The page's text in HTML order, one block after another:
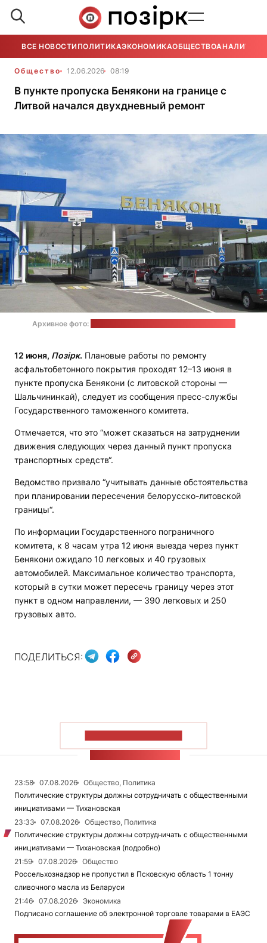
ВСЕ НОВОСТИ ПОЛИТИКАЭКОНОМИКАОБЩЕСТВОАНАЛИТИКА
Общество 12.06.2026 08:19
В пункте пропуска Бенякони на границе с
Литвой начался двухдневный ремонт
Архивное фото:
12 июня, Позірк. Плановые работы по ремонту
асфальтобетонного покрытия проходят 12–13 июня в
пункте пропуска Бенякони (с литовской стороны —
Шальчининкай), следует из сообщения пресс-службы
Государственного таможенного комитета.
Отмечается, что это “может сказаться на затруднении
движения следующих через данный пункт пропуска
транспортных средств“.
Ведомство призвало “учитывать данные обстоятельства
при планировании пересечения белорусско-литовской
границы“.
По информации Государственного пограничного
комитета, к 8 часам утра 12 июня выезда через пункт
Бенякони ожидало 10 легковых и 40 грузовых
автомобилей. Максимальное количество транспорта,
который в сутки может пересечь границу через этот
пункт в одном направлении, — 390 легковых и 250
грузовых авто.
ПОДЕЛИТЬСЯ:
23:58 07.08.2026
Общество, Политика
Политические структуры должны сотрудничать с общественными
инициативами — Тихановская
23:33
07.08.2026
Общество, Политика
Политические структуры должны сотрудничать с общественными
инициативами — Тихановская (подробно)
21:59
07.08.2026
Общество
Россельхознадзор не пропустил в Псковскую область 1 тонну
сливочного масла из Беларуси
21:46
07.08.2026
Экономика
Подписано соглашение об электронной торговле товарами в ЕАЭС